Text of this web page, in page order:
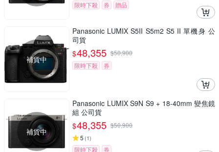
限時下殺 券 贈品
補貨中
Panasonic LUMIX S5II S5m2 S5 II 單機身 公
司貨
$48,355 $50,900
限時下殺
券
補貨中
Panasonic LUMIX S9N S9 + 18-40mm 變焦鏡
組 公司貨
$48,355 $50,900
5 (1)
限時下殺 券